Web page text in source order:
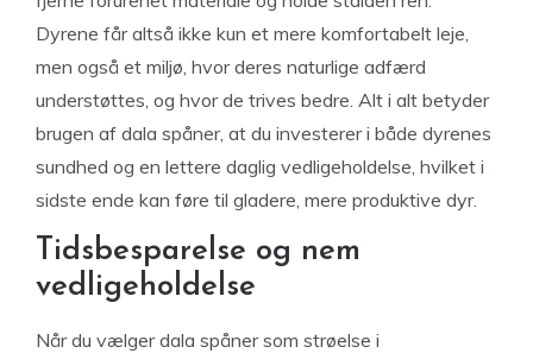
Dyrene får altså ikke kun et mere komfortabelt leje,
men også et miljø, hvor deres naturlige adfærd
understøttes, og hvor de trives bedre. Alt i alt betyder
brugen af dala spåner, at du investerer i både dyrenes
sundhed og en lettere daglig vedligeholdelse, hvilket i
sidste ende kan føre til gladere, mere produktive dyr.
Tidsbesparelse og nem
vedligeholdelse
Når du vælger dala spåner som strøelse i